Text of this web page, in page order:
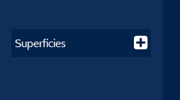
Superficies